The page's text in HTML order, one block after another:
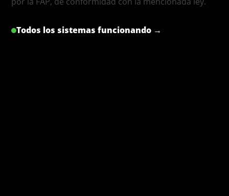
Todos los sistemas funcionando →